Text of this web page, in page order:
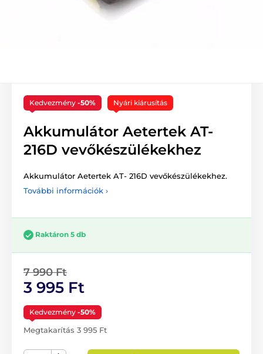
Kedvezmény -50% Nyári kiárusítás
Akkumulátor Aetertek AT-
216D vevőkészülékekhez
Akkumulátor Aetertek AT- 216D vevőkészülékekhez.
További információk ›
Raktáron 5 db
7 990 Ft
3 995 Ft
Kedvezmény -50%
Megtakarítás 3 995 Ft